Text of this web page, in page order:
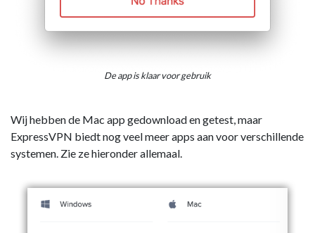
De app is klaar voor gebruik
Wij hebben de Mac app gedownload en getest, maar
ExpressVPN biedt nog veel meer apps aan voor verschillende
systemen. Zie ze hieronder allemaal.